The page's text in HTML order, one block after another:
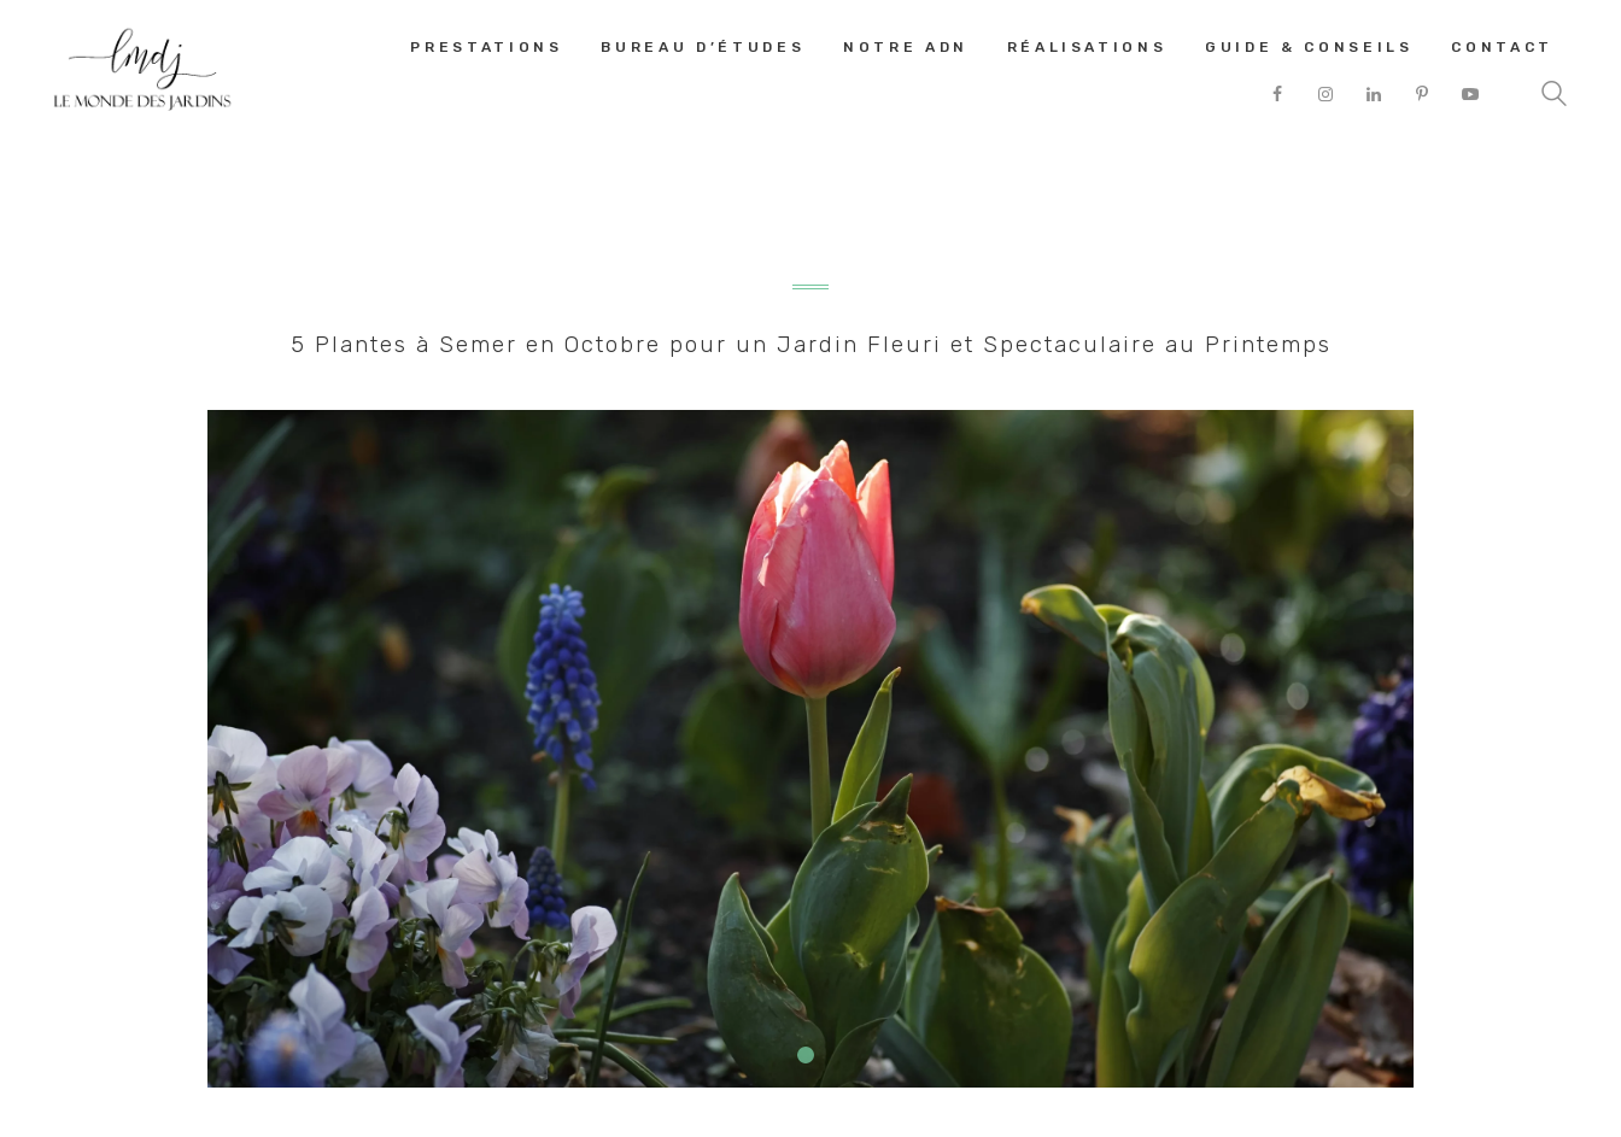
PRESTATIONS BUREAU D’ÉTUDES NOTRE ADN RÉALISATIONS GUIDE & CONSEILS CONTACT
PRESTATIONS
RÉALISATIONS
GUIDE &
CONSEILS
CONTACT
5 Plantes à Semer en Octobre pour un Jardin Fleuri et Spectaculaire au Printemps